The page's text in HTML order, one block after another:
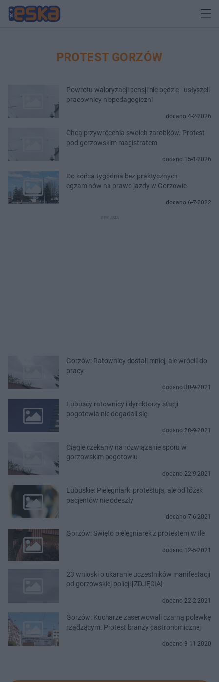
PROTEST GORZÓW
Powrotu waloryzacji pensji nie będzie - usłyszeli
pracownicy niepedagogiczni
dodano 4-2-2026
Chcą przywrócenia swoich zarobków. Protest
pod gorzowskim magistratem
dodano 15-1-2026
Do końca tygodnia bez praktycznych
egzaminów na prawo jazdy w Gorzowie
dodano 6-7-2022
Gorzów: Ratownicy dostali mniej, ale wrócili do
pracy
dodano 30-9-2021
Lubuscy ratownicy i dyrektorzy stacji
pogotowia nie dogadali się
dodano 28-9-2021
Ciągle czekamy na rozwiązanie sporu w
gorzowskim pogotowiu
dodano 22-9-2021
Lubuskie: Pielęgniarki protestują, ale od łóżek
pacjentów nie odeszły
dodano 7-6-2021
Gorzów: Święto pielęgniarek z protestem w tle
dodano 12-5-2021
23 wnioski o ukaranie uczestników manifestacji
od gorzowskiej policji [ZDJĘCIA]
dodano 22-2-2021
Gorzów: Kucharze zaserwowali czarną polewkę
rządzącym. Protest branży gastronomicznej
dodano 3-11-2020